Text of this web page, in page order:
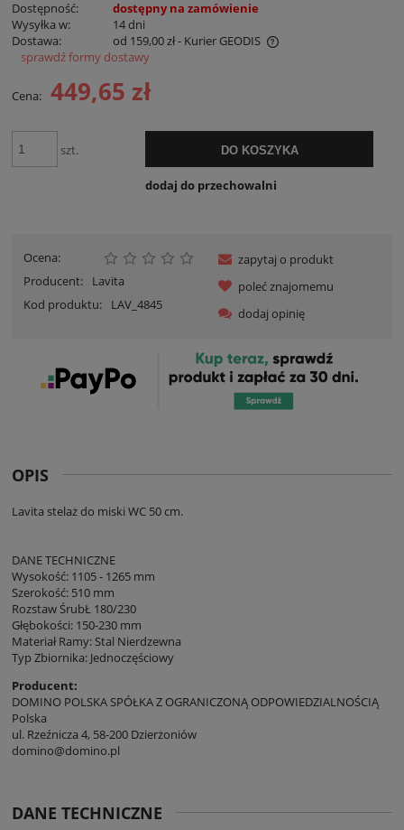
Dostępność:
dostępny na zamówienie
Wysyłka w:
14 dni
Dostawa:
od 159,00 zł- Kurier GEODIS
Cena nie zawiera ewentualnych kosztów płatności
sprawdź formy dostawy
Cena: 449,65 zł
szt. DO KOSZYKA
dodaj do przechowalni
Ocena:
Producent:
Lavita
Kod produktu:
LAV_4845
zapytaj o produkt
poleć znajomemu
dodaj opinię
OPIS
Lavita stelaż do miski WC 50 cm.
DANE TECHNICZNE
Wysokość: 1105 - 1265 mm
Szerokość: 510 mm
Rozstaw ŚrubŁ 180/230
Głębokości: 150-230 mm
Materiał Ramy: Stal Nierdzewna
Typ Zbiornika: Jednoczęściowy
Producent:
DOMINO POLSKA SPÓŁKA Z OGRANICZONĄ ODPOWIEDZIALNOŚCIĄ
Polska
ul. Rzeźnicza 4, 58-200 Dzierżoniów
domino@domino.pl
DANE TECHNICZNE